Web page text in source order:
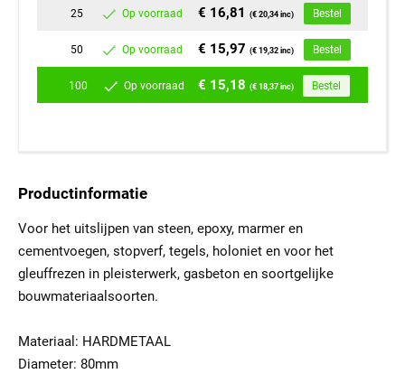
25 Op voorraad € 16,81(€ 20,34 inc) Bestel
50 Op voorraad € 15,97(€ 19,32 inc) Bestel
100 Op voorraad € 15,18(€ 18,37 inc) Bestel
Productinformatie
Voor het uitslijpen van steen, epoxy, marmer en
cementvoegen, stopverf, tegels, holoniet en voor het
gleuffrezen in pleisterwerk, gasbeton en soortgelijke
bouwmateriaalsoorten.
Materiaal: HARDMETAAL
Diameter: 80mm